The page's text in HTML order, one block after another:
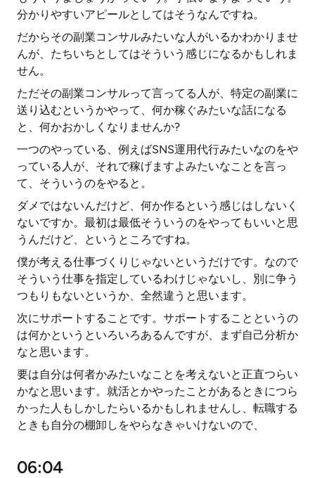
分かりやすいアピールとしてはそうなんですね。
だからその副業コンサルみたいな人がいるかわかりませ
んが、たちいちとしてはそういう感じになるかもしれま
せん。
ただその副業コンサルって言ってる人が、特定の副業に
送り込むというかやって、何か稼ぐみたいな話になる
と、何かおかしくなりませんか?
一つのやっている、例えばSNS運用代行みたいなのをや
っている人が、それで稼げますよみたいなことを言っ
て、そういうのをやると。
ダメではないんだけど、何か作るという感じはしないく
ないですか。最初は最低そういうのをやってもいいと思
うんだけど、というところですね。
僕が考える仕事づくりじゃないというだけです。なので
そういう仕事を指定しているわけじゃないし、別に争う
つもりもないというか、全然違うと思います。
次にサポートすることです。サポートすることというの
は何かというといろいろあるんですが、まず自己分析か
なと思います。
要は自分は何者かみたいなことを考えないと正直つらい
かなと思います。就活とかやったことがあるときにつら
かった人もしかしたらいるかもしれませんし、転職する
ときも自分の棚卸しをやらなきゃいけないので、
06:04